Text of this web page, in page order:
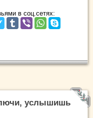
в соц.сетях:
услышишь